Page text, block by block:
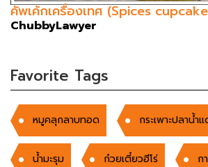
คัพเค้กเครื่องเทศ (Spices
ChubbyLawyer
Favorite Tags
หมูคลุกลาบทอด กระเพาะปลาน้ำ
น้ำมะรุม ก๋วยเตี๋ยวฮีโร่ ก